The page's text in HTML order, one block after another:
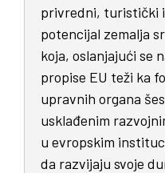
privredni, turistički
potencijal zemalja
koja, oslanjajući se
propise EU teži ka
upravnih organa
usklađenim
u evropskim
da razvijaju svoje